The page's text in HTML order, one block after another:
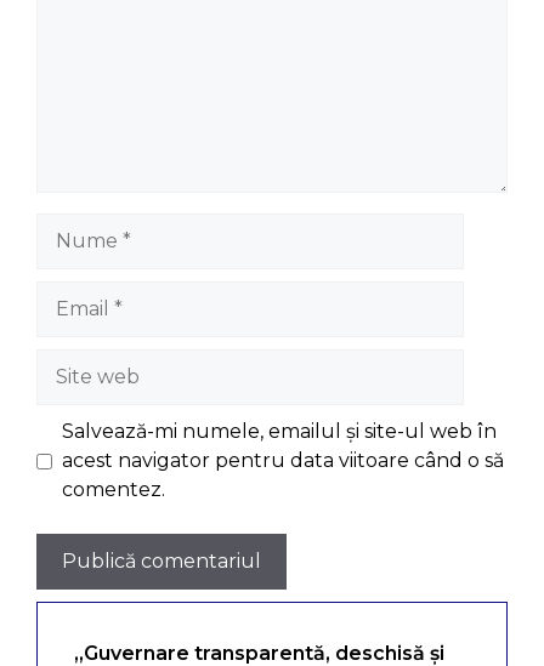
Site
web
Salvează-mi numele, emailul și site-ul web în
acest navigator pentru data viitoare când o să
comentez.
„Guvernare transparentă, deschisă și